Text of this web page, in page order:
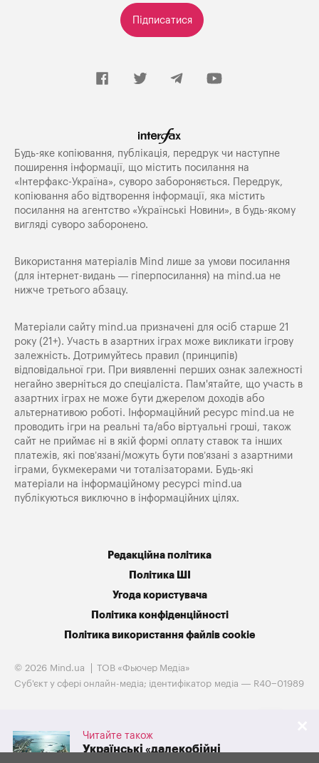
Читайте також
Українські «далекобійні
Підписатися
Будь-яке копiювання, публiкацiя, передрук чи наступне
поширення iнформацiї, що мiстить посилання на
«Iнтерфакс-Україна», суворо забороняється. Передрук,
копіювання або відтворення інформації, яка містить
посилання на агентство «Українські Новини», в будь-якому
вигляді суворо заборонено.
Використання матеріалів Mind лише за умови посилання
(для інтернет-видань — гіперпосилання) на mind.ua не
нижче третього абзацу.
Матеріали сайту mind.ua призначені для осіб старше 21
року (21+). Участь в азартних іграх може викликати ігрову
залежність. Дотримуйтесь правил (принципів)
відповідальної гри. При виявленні перших ознак залежності
негайно зверніться до спеціаліста. Пам'ятайте, що участь в
азартних іграх не може бути джерелом доходів або
альтернативою роботі. Інформаційний ресурс mind.ua не
проводить ігри на реальні та/або віртуальні гроші, також
сайт не приймає ні в якій формі оплату ставок та інших
платежів, які пов’язані/можуть бути пов’язані з азартними
іграми, букмекерами чи тоталізаторами. Будь-які
матеріали на інформаційному ресурсі mind.ua
публікуються виключно в інформаційних цілях.
Редакційна політика
Політика ШІ
Угода користувача
Політика конфіденційності
Політика використання файлів cookie
© 2026 Mind.ua
ТОВ «Фьючер Медiа»
Cуб'єкт у сфері онлайн-медіа; ідентифікатор медіа — R40−01989